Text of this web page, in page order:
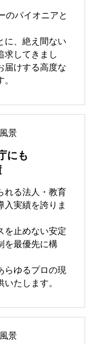
のパイオニアと
に、絶え間ない
求してきまし
届けする高度な
にも
れる法人・教育
入実績を誇りま
を止めない安定
を最優先に構
らゆるプロの現
たします。